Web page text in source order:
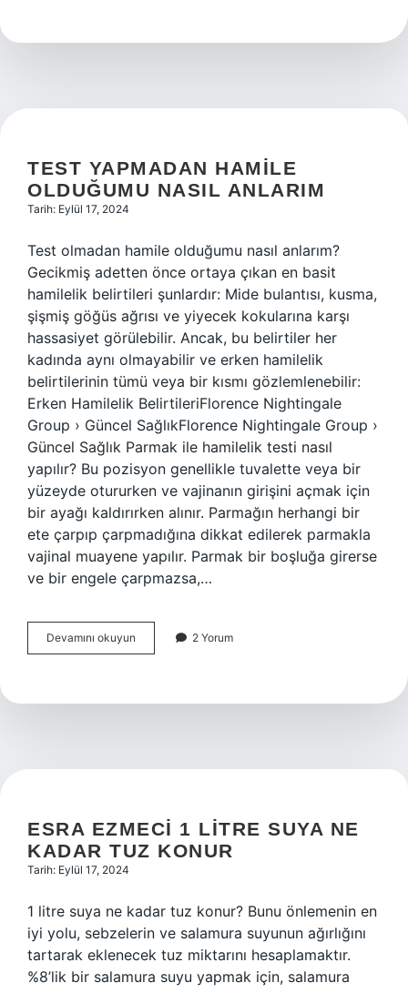
TEST YAPMADAN HAMILE
OLDUĞUMU NASIL ANLARIM
Tarih: Eylül 17, 2024
Test olmadan hamile olduğumu nasıl anlarım?
Gecikmiş adetten önce ortaya çıkan en basit
hamilelik belirtileri şunlardır: Mide bulantısı, kusma,
şişmiş göğüs ağrısı ve yiyecek kokularına karşı
hassasiyet görülebilir. Ancak, bu belirtiler her
kadında aynı olmayabilir ve erken hamilelik
belirtilerinin tümü veya bir kısmı gözlemlenebilir:
Erken Hamilelik BelirtileriFlorence Nightingale
Group › Güncel SağlıkFlorence Nightingale Group ›
Güncel Sağlık Parmak ile hamilelik testi nasıl
yapılır? Bu pozisyon genellikle tuvalette veya bir
yüzeyde otururken ve vajinanın girişini açmak için
bir ayağı kaldırırken alınır. Parmağın herhangi bir
ete çarpıp çarpmadığına dikkat edilerek parmakla
vajinal muayene yapılır. Parmak bir boşluğa girerse
ve bir engele çarpmazsa,…
Devamını okuyun
Yapmadan
Nasıl
2 Yorum
ESRA EZMECI 1 LITRE SUYA NE
KADAR TUZ KONUR
Tarih: Eylül 17, 2024
1 litre suya ne kadar tuz konur? Bunu önlemenin en
iyi yolu, sebzelerin ve salamura suyunun ağırlığını
tartarak eklenecek tuz miktarını hesaplamaktır.
%8’lik bir salamura suyu yapmak için, salamura